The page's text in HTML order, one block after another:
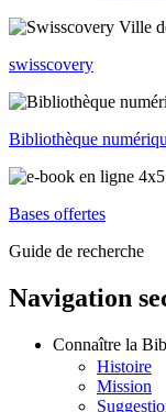
swisscovery
Bibliothèque
Bases offertes
Guide de recherche
Navigation
Connaître la
Histoire
Mission